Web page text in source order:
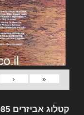
«
‹
קטלוג אביזרים Jeep 1985